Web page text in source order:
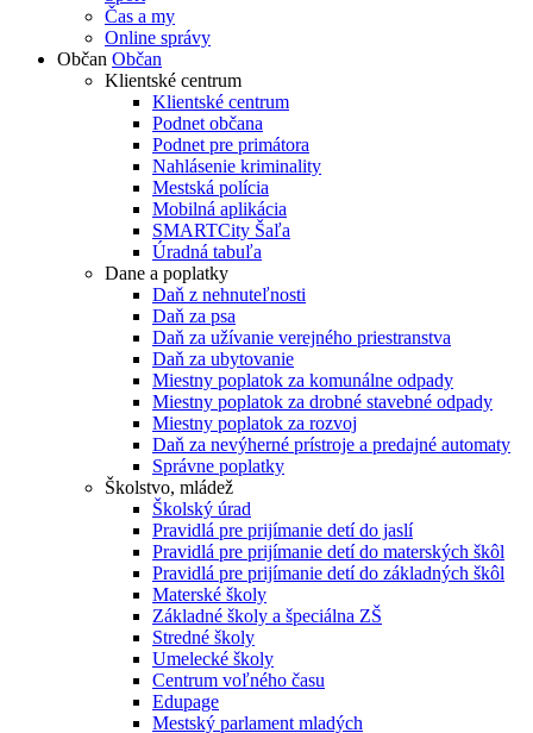
Čas a my
Online správy
Občan Občan
Klientské centrum
Klientské centrum
Podnet občana
Podnet pre primátora
Nahlásenie kriminality
Mestská polícia
Mobilná aplikácia
SMARTCity Šaľa
Úradná tabuľa
Dane a poplatky
Daň z nehnuteľnosti
Daň za psa
Daň za užívanie verejného priestranstva
Daň za ubytovanie
Miestny poplatok za komunálne odpady
Miestny poplatok za drobné stavebné odpady
Miestny poplatok za rozvoj
Daň za nevýherné prístroje a predajné automaty
Správne poplatky
Školstvo, mládež
Školský úrad
Pravidlá pre prijímanie detí do jaslí
Pravidlá pre prijímanie detí do materských škôl
Pravidlá pre prijímanie detí do základných škôl
Materské školy
Základné školy a špeciálna ZŠ
Stredné školy
Umelecké školy
Centrum voľného času
Edupage
Mestský parlament mladých